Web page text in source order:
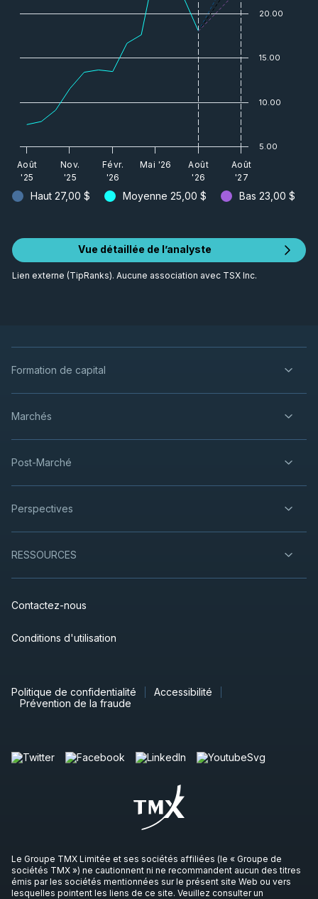
Haut 27,00 $ Moyenne 25,00 $ Bas 23,00 $
Août
'25
Nov.
'25
Févr.
'26
Mai '26
Août
'26
Août
'27
5.00
10.00
15.00
20.00
Vue détaillée de l’analyste
Lien externe (TipRanks). Aucune association avec TSX Inc.
Formation de capital
Marchés
Post-Marché
Perspectives
RESSOURCES
Contactez-nous
Conditions d'utilisation
Politique de confidentialité
Accessibilité
Prévention de la fraude
Le Groupe TMX Limitée et ses sociétés affiliées (le « Groupe de
sociétés TMX ») ne cautionnent ni ne recommandent aucun des titres
émis par les sociétés mentionnées sur le présent site Web ou vers
lesquelles pointent les liens de ce site. Veuillez consulter un